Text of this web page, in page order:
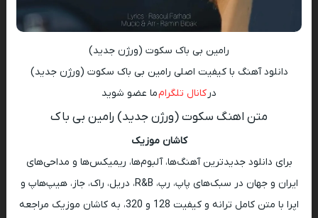
رامین بی باک سکوت (ورژن جدید)
دانلود آهنگ با کیفیت اصلی رامین بی باک سکوت (ورژن جدید)
در کانال تلگرامما عضو شوید
متن اهنگ سکوت (ورژن جدید) رامین بی باک
کاشان موزیک
برای دانلود جدیدترین آهنگ‌ها، آلبوم‌ها، ریمیکس‌ها و مداحی‌های
ایران و جهان در سبک‌های پاپ، رپ، R&B، دریل، راک، جاز، هیپ‌هاپ و
اپرا با متن کامل ترانه و کیفیت 128 و 320، به کاشان موزیک مراجعه